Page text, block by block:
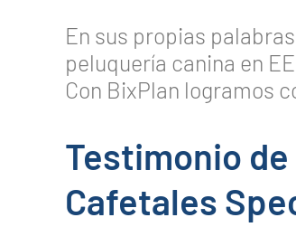
En sus propias
peluquería canina en
Con BixPlan logramos
Testimonio
Cafetales